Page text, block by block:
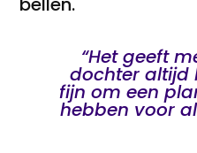
“Het geeft
dochter altijd
fijn om een
hebben voor